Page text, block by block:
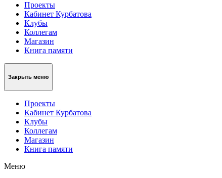
Проекты
Кабинет Курбатова
Клубы
Коллегам
Магазин
Книга памяти
Закрыть меню
Проекты
Кабинет Курбатова
Клубы
Коллегам
Магазин
Книга памяти
Меню